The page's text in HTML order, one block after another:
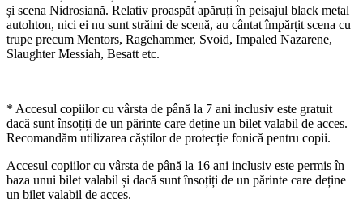
și scena Nidrosiană. Relativ proaspăt apăruți în peisajul black metal
autohton, nici ei nu sunt străini de scenă, au cântat împărțit scena cu
trupe precum Mentors, Ragehammer, Svoid, Impaled Nazarene,
Slaughter Messiah, Besatt etc.
* Accesul copiilor cu vârsta de până la 7 ani inclusiv este gratuit
dacă sunt însoțiți de un părinte care deține un bilet valabil de acces.
Recomandăm utilizarea căștilor de protecție fonică pentru copii.
Accesul copiilor cu vârsta de până la 16 ani inclusiv este permis în
baza unui bilet valabil și dacă sunt însoțiți de un părinte care deține
un bilet valabil de acces.